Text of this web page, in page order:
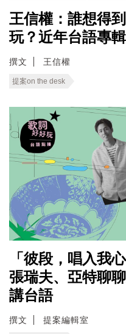
王信權：誰想得
玩？近年台語專
撰文 王信權
提案on the desk
「彼段，唱入我
張瑞夫、亞特聊
講台語
撰文 提案編輯室